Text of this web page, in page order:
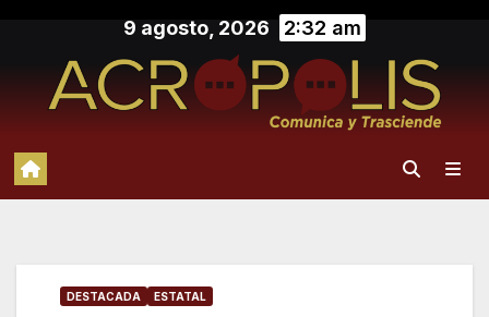
contenido
9 agosto, 2026 2:32 am
DESTACADA ESTATAL